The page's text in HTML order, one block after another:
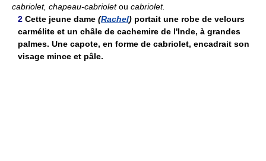
cabriolet, chapeau-cabrioletou cabriolet.
2 Cette jeune dame (Rachel) portait une robe de velours
carmélite et un châle de cachemire de l'Inde, à grandes
palmes. Une capote, en forme de cabriolet, encadrait son
visage mince et pâle.